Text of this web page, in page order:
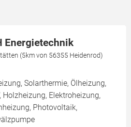
Energietechnik
(5km von 56355 Heidenrod)
Solarthermie, Ölheizung,
Holzheizung, Elektroheizung,
Photovoltaik,